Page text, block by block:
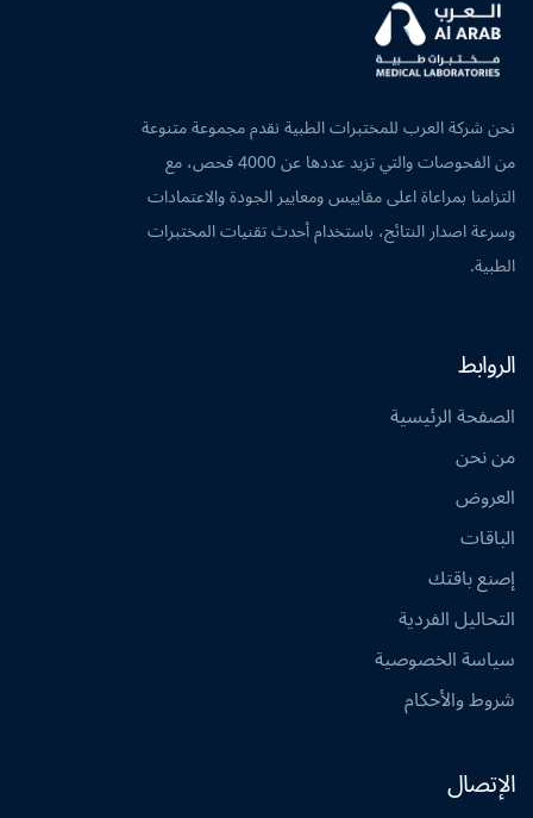
نحن شركة العرب للمختبرات الطبية نقدم مجموعة متنوعة
من الفحوصات والتي تزيد عددها عن 4000 فحص، مع
التزامنا بمراعاة اعلى مقاييس ومعايير الجودة والاعتمادات
وسرعة اصدار النتائج، باستخدام أحدث تقنيات المختبرات
الطبية.
الروابط
الصفحة الرئيسية
من نحن
العروض
الباقات
إصنع باقتك
التحاليل الفردية
سياسة الخصوصية
شروط والأحكام
الإتصال